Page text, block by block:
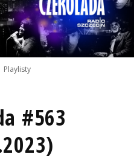
Playlisty
#563